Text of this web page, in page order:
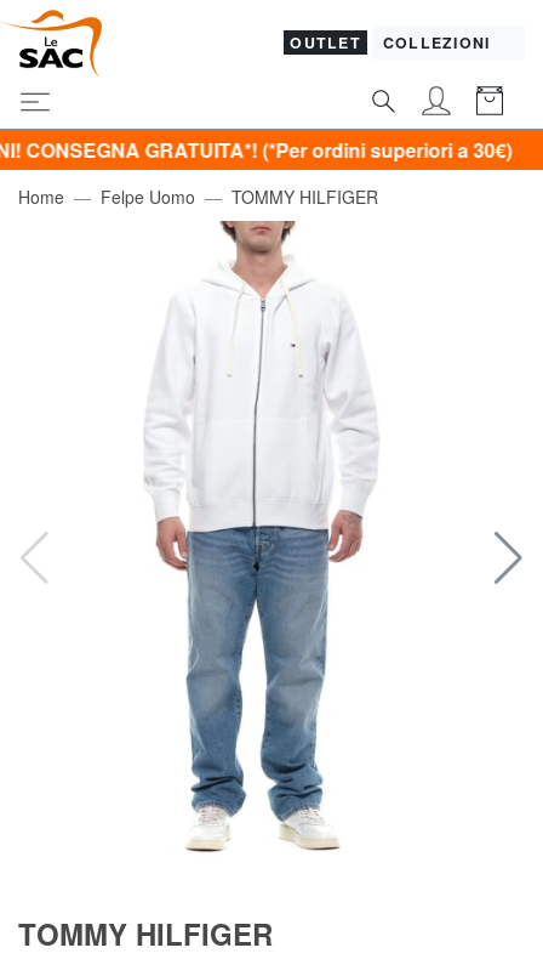
OUTLET COLLEZIONI
GRATUITA*! (*Per ordini superiori a 30€)
Home Felpe Uomo TOMMY HILFIGER
TOMMY HILFIGER